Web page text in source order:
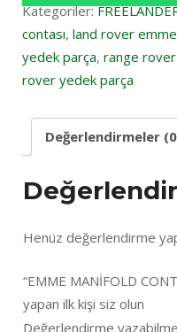
Kategoriler:
contası, land rover
yedek parça, range rover
rover yedek parça
Değerlendirmeler
Henüz değerlendirme
“EMME MANİFOLD
yapan ilk kişi siz olun
Değerlendirme